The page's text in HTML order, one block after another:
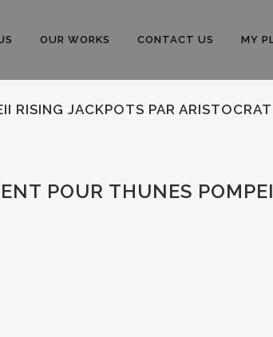
OUR WORKS CONTACT US MY
RISING JACKPOTS PAR
POUR THUNES